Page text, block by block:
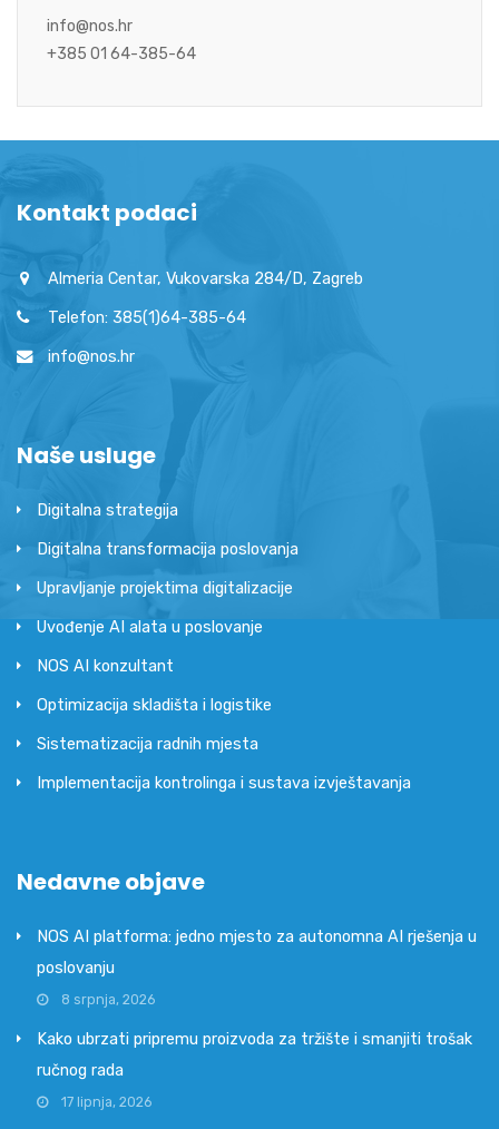
info@nos.hr
+385 01 64-385-64
Kontakt podaci
Almeria Centar, Vukovarska 284/D, Zagreb
Telefon: 385(1)64-385-64
info@nos.hr
Naše usluge
Digitalna strategija
Digitalna transformacija poslovanja
Upravljanje projektima digitalizacije
Uvođenje AI alata u poslovanje
NOS AI konzultant
Optimizacija skladišta i logistike
Sistematizacija radnih mjesta
Implementacija kontrolinga i sustava izvještavanja
Nedavne objave
NOS AI platforma: jedno mjesto za autonomna AI rješenja u
poslovanju
8 srpnja, 2026
Kako ubrzati pripremu proizvoda za tržište i smanjiti trošak
ručnog rada
17 lipnja, 2026